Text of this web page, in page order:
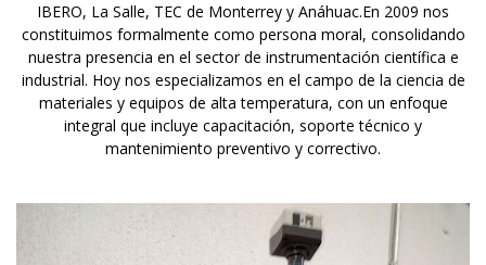
IBERO, La Salle, TEC de Monterrey y Anáhuac.En 2009 nos
constituimos formalmente como persona moral, consolidando
nuestra presencia en el sector de instrumentación científica e
industrial. Hoy nos especializamos en el campo de la ciencia de
materiales y equipos de alta temperatura, con un enfoque
integral que incluye capacitación, soporte técnico y
mantenimiento preventivo y correctivo.